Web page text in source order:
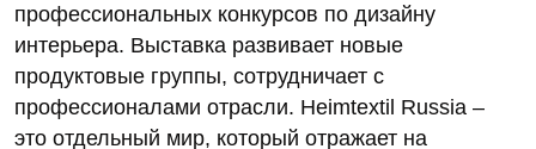
профессиональных конкурсов по дизайну
интерьера. Выставка развивает новые
продуктовые группы, сотрудничает с
профессионалами отрасли. Heimtextil Russia –
это отдельный мир, который отражает на